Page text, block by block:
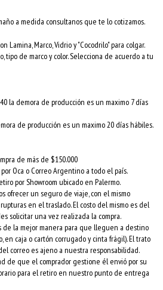
a medida consultanos que te lo cotizamos.
Lamina, Marco, Vidrio y "Cocodrilo" para colgar.
tipo de marco y color. Selecciona de acuerdo a tu
la demora de producción es un maximo 7 días
de producción es un maximo 20 días hábiles.
de más de $150.000
Oca o Correo Argentino a todo el país.
por Showroom ubicado en Palermo.
ofrecer un seguro de viaje, con el mismo
en el traslado. El costo del mismo es del
solicitar una vez realizada la compra.
de la mejor manera para que lleguen a destino
en caja o cartón corrugado y cinta frágil). El trato
correo es ajeno a nuestra responsabilidad.
de que el comprador gestione él envió por su
para el retiro en nuestro punto de entrega